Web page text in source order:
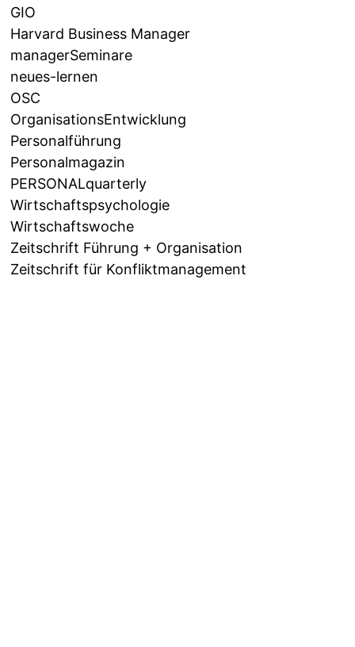
GIO
Harvard Business Manager
managerSeminare
neues-lernen
OSC
OrganisationsEntwicklung
Personalführung
Personalmagazin
PERSONALquarterly
Wirtschaftspsychologie
Wirtschaftswoche
Zeitschrift Führung + Organisation
Zeitschrift für Konfliktmanagement